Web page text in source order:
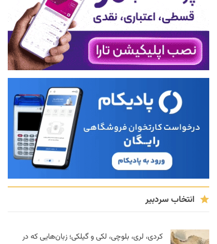
انتخاب سردبیر
کردی، لری، بلوچی، لکی و گیلکی؛ زبان‌هایی که در